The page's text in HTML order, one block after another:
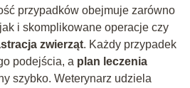
przypadków obejmuje zarówno
i skomplikowane operacje czy
zwierząt. Każdy przypadek
podejścia, a plan leczenia
szybko. Weterynarz udziela